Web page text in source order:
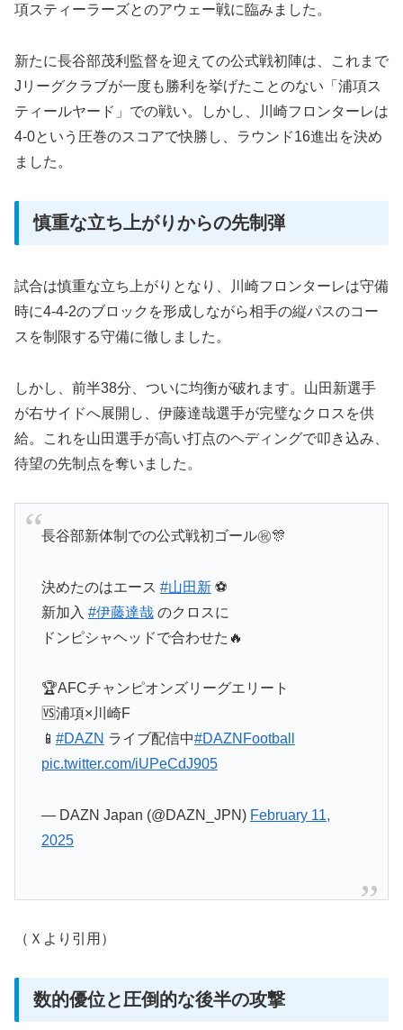
項スティーラーズとのアウェー戦に臨みました。
新たに長谷部茂利監督を迎えての公式戦初陣は、これまで
Jリーグクラブが一度も勝利を挙げたことのない「浦項ス
ティールヤード」での戦い。しかし、川崎フロンターレは
4-0という圧巻のスコアで快勝し、ラウンド16進出を決め
ました。
慎重な立ち上がりからの先制弾
試合は慎重な立ち上がりとなり、川崎フロンターレは守備
時に4-4-2のブロックを形成しながら相手の縦パスのコー
スを制限する守備に徹しました。
しかし、前半38分、ついに均衡が破れます。山田新選手
が右サイドへ展開し、伊藤達哉選手が完璧なクロスを供
給。これを山田選手が高い打点のヘディングで叩き込み、
待望の先制点を奪いました。
長谷部新体制での公式戦初ゴール㊗️🎊
決めたのはエース #山田新⚽
新加入 #伊藤達哉のクロスに
ドンピシャヘッドで合わせた🔥
🏆AFCチャンピオンズリーグエリート
🆚浦項×川崎F
📱 #DAZN ライブ配信中#DAZNFootball
pic.twitter.com/iUPeCdJ905
— DAZN Japan (@DAZN_JPN) February 11,
2025
（Ｘより引用）
数的優位と圧倒的な後半の攻撃